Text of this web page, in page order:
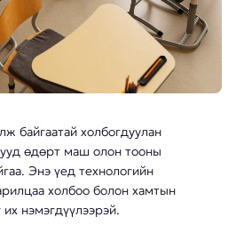
байгаатай холбогдуулан
өдөрт маш олон тооны
Энэ үед технологийн
холбоо болон хамтын
нэмэгдүүлээрэй.